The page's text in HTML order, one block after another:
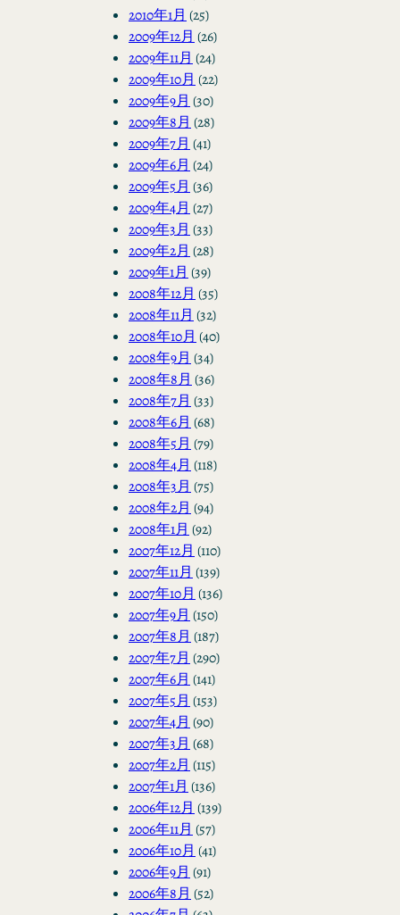
2010年1月 (25)
2009年12月 (26)
2009年11月 (24)
2009年10月 (22)
2009年9月 (30)
2009年8月 (28)
2009年7月 (41)
2009年6月 (24)
2009年5月 (36)
2009年4月 (27)
2009年3月 (33)
2009年2月 (28)
2009年1月 (39)
2008年12月 (35)
2008年11月 (32)
2008年10月 (40)
2008年9月 (34)
2008年8月 (36)
2008年7月 (33)
2008年6月 (68)
2008年5月 (79)
2008年4月 (118)
2008年3月 (75)
2008年2月 (94)
2008年1月 (92)
2007年12月 (110)
2007年11月 (139)
2007年10月 (136)
2007年9月 (150)
2007年8月 (187)
2007年7月 (290)
2007年6月 (141)
2007年5月 (153)
2007年4月 (90)
2007年3月 (68)
2007年2月 (115)
2007年1月 (136)
2006年12月 (139)
2006年11月 (57)
2006年10月 (41)
2006年9月 (91)
2006年8月 (52)